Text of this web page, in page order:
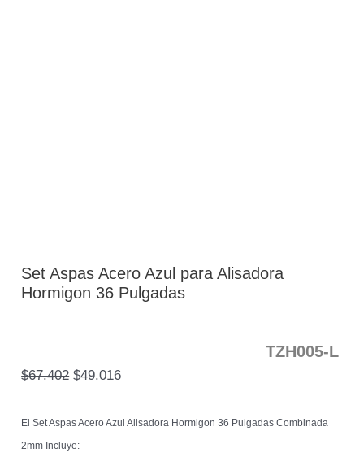
Set Aspas Acero Azul para Alisadora
Hormigon 36 Pulgadas
TZH005-L
$67.402 $49.016
El Set Aspas Acero Azul Alisadora Hormigon 36 Pulgadas Combinada
2mm Incluye: